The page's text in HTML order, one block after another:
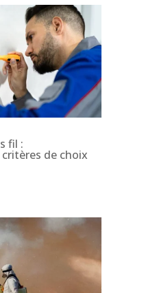
fil :
de choix